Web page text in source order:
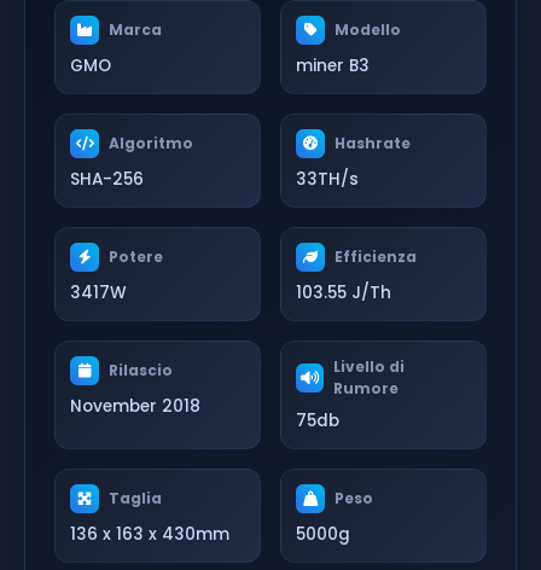
Marca
GMO
Modello
miner B3
Algoritmo
SHA-256
Hashrate
33TH/s
Potere
3417W
Efficienza
103.55 J/Th
Rilascio
November 2018
Livello di
Rumore
75db
Taglia
136 x 163 x 430mm
Peso
5000g